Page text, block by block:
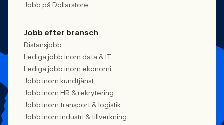
Jobb på Dollarstore
Jobb efter bransch
Distansjobb
Lediga jobb inom data & IT
Lediga jobb inom ekonomi
Jobb inom kundtjänst
Jobb inom HR & rekrytering
Jobb inom transport & logistik
Jobb inom industri & tillverkning